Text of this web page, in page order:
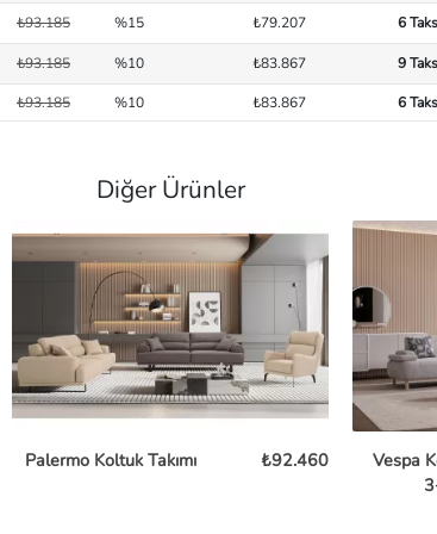
₺93.185 %15 ₺79.207 6
₺93.185 %10 ₺83.867 9
₺93.185 %10 ₺83.867 6
Diğer Ürünler
Palermo Koltuk Takımı ₺92.460
Vespa